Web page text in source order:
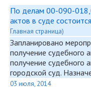
По делам 00-090-
актов в суде
Главная страница)
Запланировано
получение судебного
получение судебного
городской суд.
03 июля, 2014